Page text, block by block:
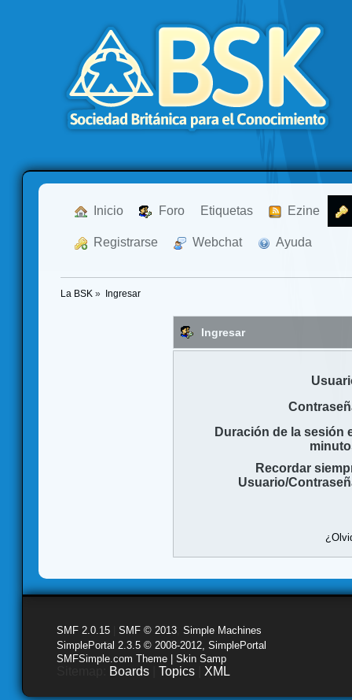
Inicio Foro Etiquetas Ezine
Registrarse Webchat Ayuda
La BSK » Ingresar
Ingresar
Duración de la sesión
Recordar
Usuario/
SMF 2.0.15 SMF © 2013 Simple Machines
SimplePortal 2.3.5 © 2008-2012, SimplePortal
SMFSimple.com Theme | Skin Samp
Boards Topics XML